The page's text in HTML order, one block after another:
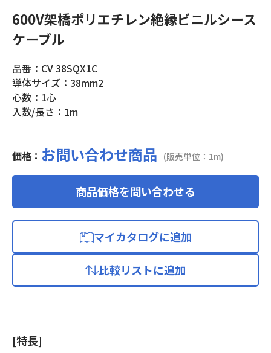
600V架橋ポリエチレン絶縁ビニルシース
ケーブル
品番：CV 38SQX1C
導体サイズ：38mm2
心数：1心
入数/長さ：1m
価格： お問い合わせ商品 (販売単位：1m)
商品価格を問い合わせる
マイカタログに追加
比較リストに追加
[特長]